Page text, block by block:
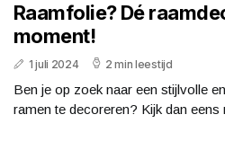
Raamfolie? Dé
moment!
1 juli 2024 2 min leestijd
Ben je op zoek naar een stijlvolle
ramen te decoreren? Kijk dan eens